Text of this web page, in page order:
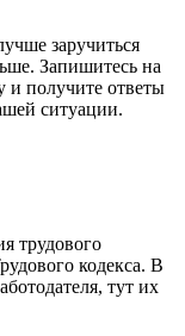
заручиться
Запишитесь на
и получите ответы
ситуации.
трудового
кодекса. В
тут их